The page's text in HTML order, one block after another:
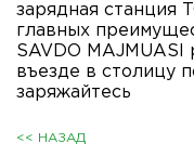
зарядная станция
главных
SAVDO MAJMUASI
въезде в столицу
заряжайтесь
<< НАЗАД